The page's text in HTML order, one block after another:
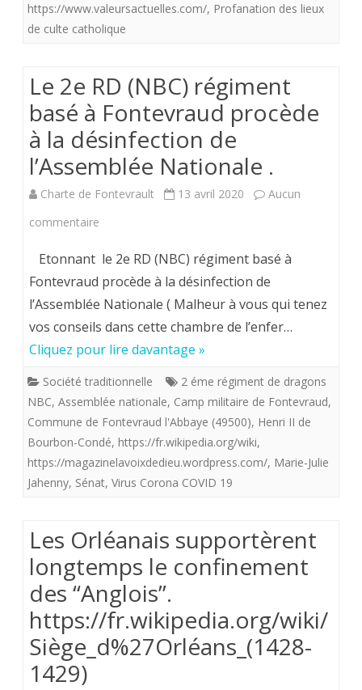
confinement
https://www.valeursactuelles.com/, Profanation des lieux
de culte catholique
Le 2e RD (NBC) régiment
basé à Fontevraud procède
à la désinfection de
l’Assemblée Nationale .
Charte de Fontevrault 13 avril 2020
Aucun
commentaire
2e
RD
(NBC)
à
Fontevraud
procède
la
désinfection
de
l’Assemblée
Nationale
Etonnant le 2e RD (NBC) régiment basé à
Fontevraud procède à la désinfection de
l’Assemblée Nationale ( Malheur à vous qui tenez
vos conseils dans cette chambre de l’enfer…
Cliquez pour lire davantage »
Société traditionnelle
2 éme régiment de dragons
NBC, Assemblée nationale, Camp militaire de Fontevraud,
Commune de Fontevraud l'Abbaye (49500), Henri II de
Bourbon-Condé, https://fr.wikipedia.org/wiki,
https://magazinelavoixdedieu.wordpress.com/, Marie-Julie
Jahenny, Sénat, Virus Corona COVID 19
Les Orléanais supportèrent
longtemps le confinement
des “Anglois”.
https://fr.wikipedia.org/wiki/
Siège_d%27Orléans_(1428-
1429)